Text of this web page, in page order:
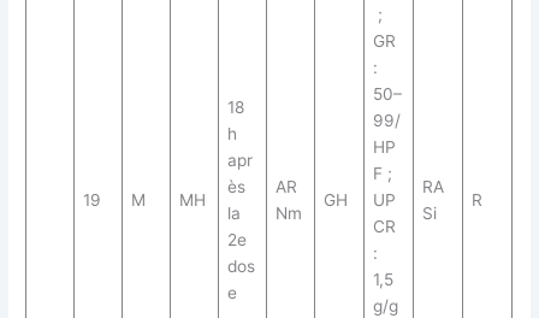
19 M MH
18
h
apr
ès
la
2e
dos
e
AR
Nm
GH
;
GR
:
50–
99/
HP
F ;
UP
CR
:
1,5
g/g
RA
Si
R